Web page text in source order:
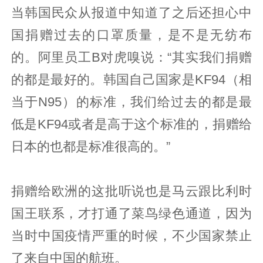
当韩国民众从报道中知道了之后还担心中
国捐赠过去的口罩质量，是不是无纺布
的。阿里员工B对虎嗅说：“其实我们捐赠
的都是最好的。韩国自己国家是KF94（相
当于N95）的标准，我们给过去的都是最
低是KF94或者是高于这个标准的，捐赠给
日本的也都是标准很高的。”
捐赠给欧洲的这批听说也是马云跟比利时
国王联系，才打通了菜鸟绿色通道，因为
当时中国疫情严重的时候，不少国家禁止
了来自中国的航班。